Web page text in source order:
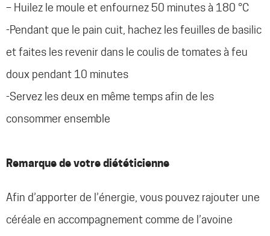
– Huilez le moule et enfournez 50 minutes à 180 °C
-Pendant que le pain cuit, hachez les feuilles de basilic
et faites les revenir dans le coulis de tomates à feu
doux pendant 10 minutes
-Servez les deux en même temps afin de les
consommer ensemble
Remarque de votre diététicienne
Afin d’apporter de l’énergie, vous pouvez rajouter une
céréale en accompagnement comme de l’avoine